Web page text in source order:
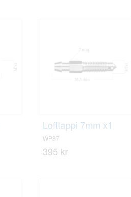
Lofttappi 7mm x1
WP87
395 kr